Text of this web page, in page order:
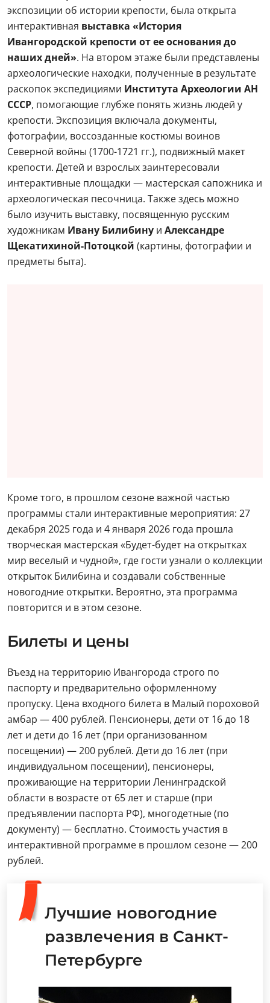
экспозиции об истории крепости, была открыта
интерактивная выставка «История
Ивангородской крепости от ее основания до
наших дней». На втором этаже были представлены
археологические находки, полученные в результате
раскопок экспедициями Института Археологии АН
СССР, помогающие глубже понять жизнь людей у
крепости. Экспозиция включала документы,
фотографии, воссозданные костюмы воинов
Северной войны (1700-1721 гг.), подвижный макет
крепости. Детей и взрослых заинтересовали
интерактивные площадки — мастерская сапожника и
археологическая песочница. Также здесь можно
было изучить выставку, посвященную русским
художникам Ивану Билибину и Александре
Щекатихиной-Потоцкой (картины, фотографии и
предметы быта).
Кроме того, в прошлом сезоне важной частью
программы стали интерактивные мероприятия: 27
декабря 2025 года и 4 января 2026 года прошла
творческая мастерская «Будет-будет на открытках
мир веселый и чудной», где гости узнали о коллекции
открыток Билибина и создавали собственные
новогодние открытки. Вероятно, эта программа
повторится и в этом сезоне.
Билеты и цены
Въезд на территорию Ивангорода строго по
паспорту и предварительно оформленному
пропуску. Цена входного билета в Малый пороховой
амбар — 400 рублей. Пенсионеры, дети от 16 до 18
лет и дети до 16 лет (при организованном
посещении) — 200 рублей. Дети до 16 лет (при
индивидуальном посещении), пенсионеры,
проживающие на территории Ленинградской
области в возрасте от 65 лет и старше (при
предъявлении паспорта РФ), многодетные (по
документу) — бесплатно. Стоимость участия в
интерактивной программе в прошлом сезоне — 200
рублей.
Лучшие новогодние
развлечения в Санкт-
Петербурге